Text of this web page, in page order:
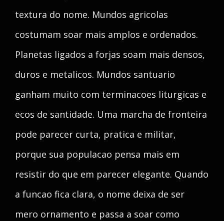
textura do nome. Mundos agricolas
costumam soar mais amplos e ordenados.
Planetas ligados a forjas soam mais densos,
duros e metalicos. Mundos santuario
ganham muito com terminacoes liturgicas e
ecos de santidade. Uma marcha de fronteira
pode parecer curta, pratica e militar,
porque sua populacao pensa mais em
resistir do que em parecer elegante. Quando
a funcao fica clara, o nome deixa de ser
mero ornamento e passa a soar como